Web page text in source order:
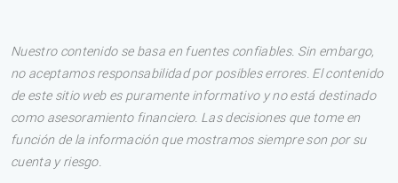
Nuestro contenido se basa en fuentes confiables. Sin embargo,
no aceptamos responsabilidad por posibles errores. El contenido
de este sitio web es puramente informativo y no está destinado
como asesoramiento financiero. Las decisiones que tome en
función de la información que mostramos siempre son por su
cuenta y riesgo.